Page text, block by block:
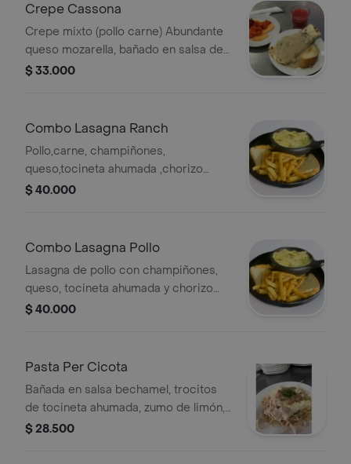
Crepe Cassona
Crepe mixto (pollo carne) Abundante
queso mozarella, bañado en salsa de
la casa + papa a la francesa, jugo
$ 33.000
Combo Lasagna Ranch
Pollo,carne, champiñones,
queso,tocineta ahumada ,chorizo
santarrosano y salsas de la casa,
$ 40.000
Combo Lasagna Pollo
Lasagna de pollo con champiñones,
queso, tocineta ahumada y chorizo
santarrosano. Incluye salsas de la
$ 40.000
Pasta Per Cicota
Bañada en salsa bechamel, trocitos
de tocineta ahumada, zumo de limón,
perejil y queso parmesano
$ 28.500